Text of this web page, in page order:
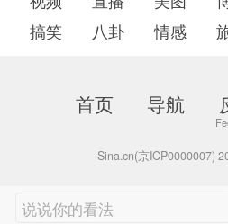
搞笑
八卦 情感
首页 导航
Sina.cn(京ICP0000007)
说说你的看法